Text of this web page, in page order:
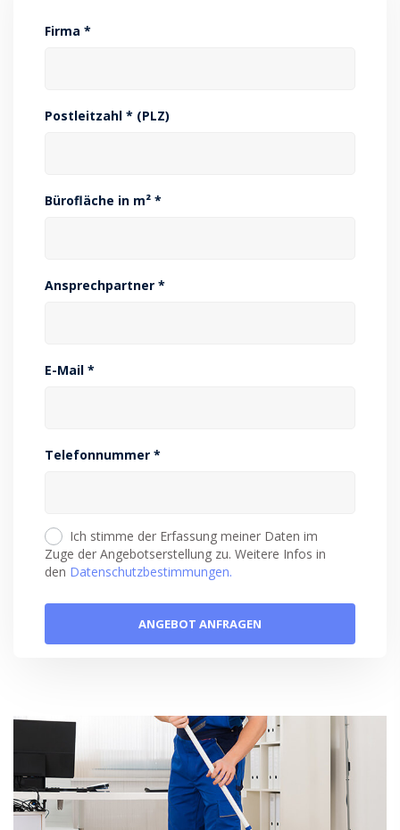
Firma *
Postleitzahl * (PLZ)
Bürofläche in m² *
Ansprechpartner *
E-Mail *
Telefonnummer *
Ich stimme der Erfassung meiner Daten im
Zuge der Angebotserstellung zu. Weitere Infos in
den Datenschutzbestimmungen.